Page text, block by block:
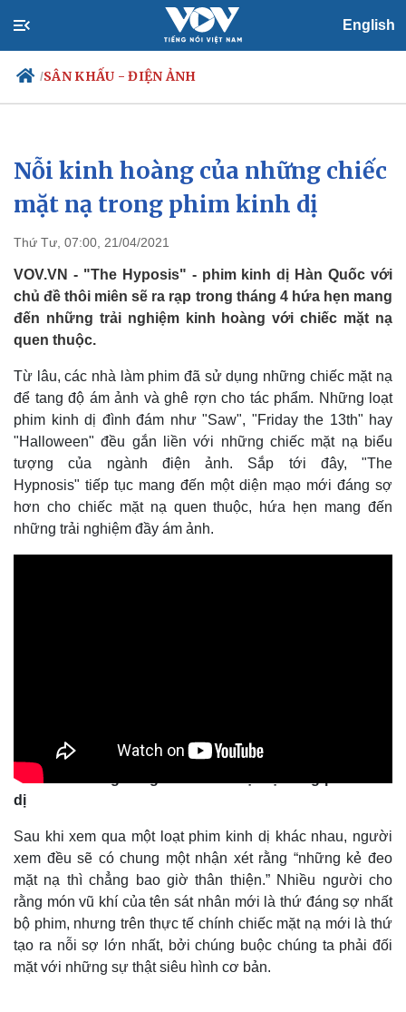
English
/SÂN KHẤU - ĐIỆN ẢNH
Chính trị
Đảng
Tổ chức nhân sự
Nhận diện sự thật
Xã hội
Tin 24h
Dự báo thời tiết
Việc làm
Biển đảo
Nỗi kinh hoàng của những chiếc
mặt nạ trong phim kinh dị
Thứ Tư, 07:00, 21/04/2021
VOV.VN - "The Hyposis" - phim kinh dị Hàn Quốc với
chủ đề thôi miên sẽ ra rạp trong tháng 4 hứa hẹn mang
đến những trải nghiệm kinh hoàng với chiếc mặt nạ
quen thuộc.
Từ lâu, các nhà làm phim đã sử dụng những chiếc mặt nạ
để tang độ ám ảnh và ghê rợn cho tác phẩm. Những loạt
phim kinh dị đình đám như "Saw", "Friday the 13th" hay
"Halloween" đều gắn liền với những chiếc mặt nạ biểu
tượng của ngành điện ảnh. Sắp tới đây, "The
Hypnosis" tiếp tục mang đến một diện mạo mới đáng sợ
hơn cho chiếc mặt nạ quen thuộc, hứa hẹn mang đến
những trải nghiệm đầy ám ảnh.
Nỗi kinh hoàng đằng sau chiếc mặt nạ trong phim kinh
dị
Sau khi xem qua một loạt phim kinh dị khác nhau, người
xem đều sẽ có chung một nhận xét rằng “những kẻ đeo
mặt nạ thì chẳng bao giờ thân thiện.” Nhiều người cho
rằng món vũ khí của tên sát nhân mới là thứ đáng sợ nhất
bộ phim, nhưng trên thực tế chính chiếc mặt nạ mới là thứ
tạo ra nỗi sợ lớn nhất, bởi chúng buộc chúng ta phải đối
mặt với những sự thật siêu hình cơ bản.